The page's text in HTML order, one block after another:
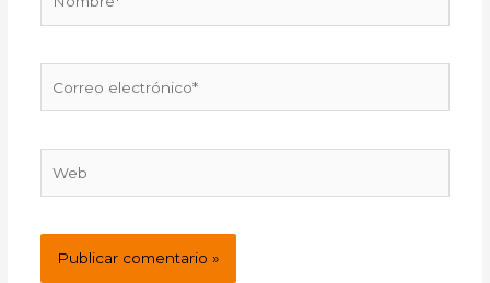
electrónico*